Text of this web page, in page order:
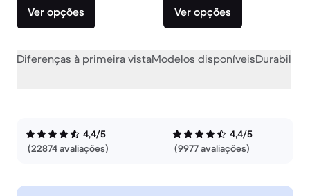
Ver opções Ver opções
Diferenças à primeira vistaModelos disponíveis
4,4/5
(22874 avaliações)
4,4/5
(9977 avaliações)